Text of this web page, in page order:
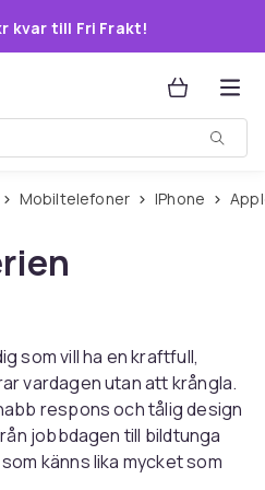
kvar till Fri Frakt!
Mobiltelefoner iPhone
som vill ha en kraftfull,
vardagen utan att krångla.
respons och tålig design
jobbdagen till bildtunga
känns lika mycket som